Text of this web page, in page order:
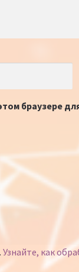
браузере
Узнайте, как